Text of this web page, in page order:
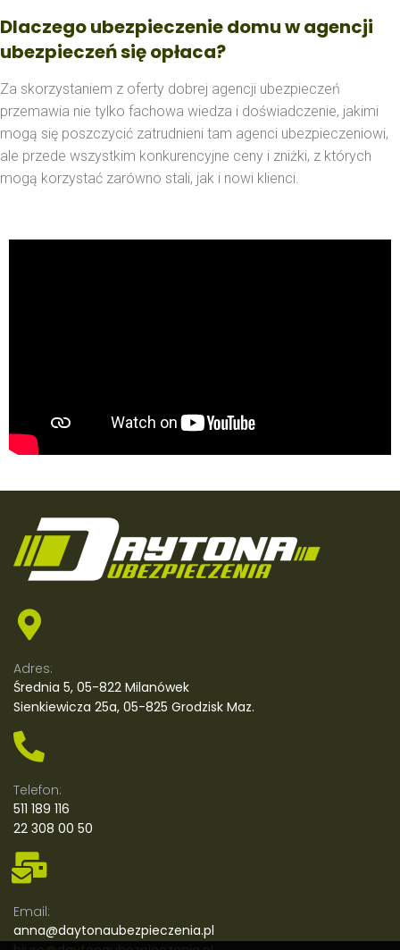
Dlaczego ubezpieczenie domu w agencji
ubezpieczeń się opłaca?
Za skorzystaniem z oferty dobrej agencji ubezpieczeń
przemawia nie tylko fachowa wiedza i doświadczenie, jakimi
mogą się poszczycić zatrudnieni tam agenci ubezpieczeniowi,
ale przede wszystkim konkurencyjne ceny i zniżki, z których
mogą korzystać zarówno stali, jak i nowi klienci.
Adres:
Średnia 5, 05-822 Milanówek
Sienkiewicza 25a, 05-825 Grodzisk Maz.
Telefon:
511 189 116
22 308 00 50
Email:
anna@daytonaubezpieczenia.pl